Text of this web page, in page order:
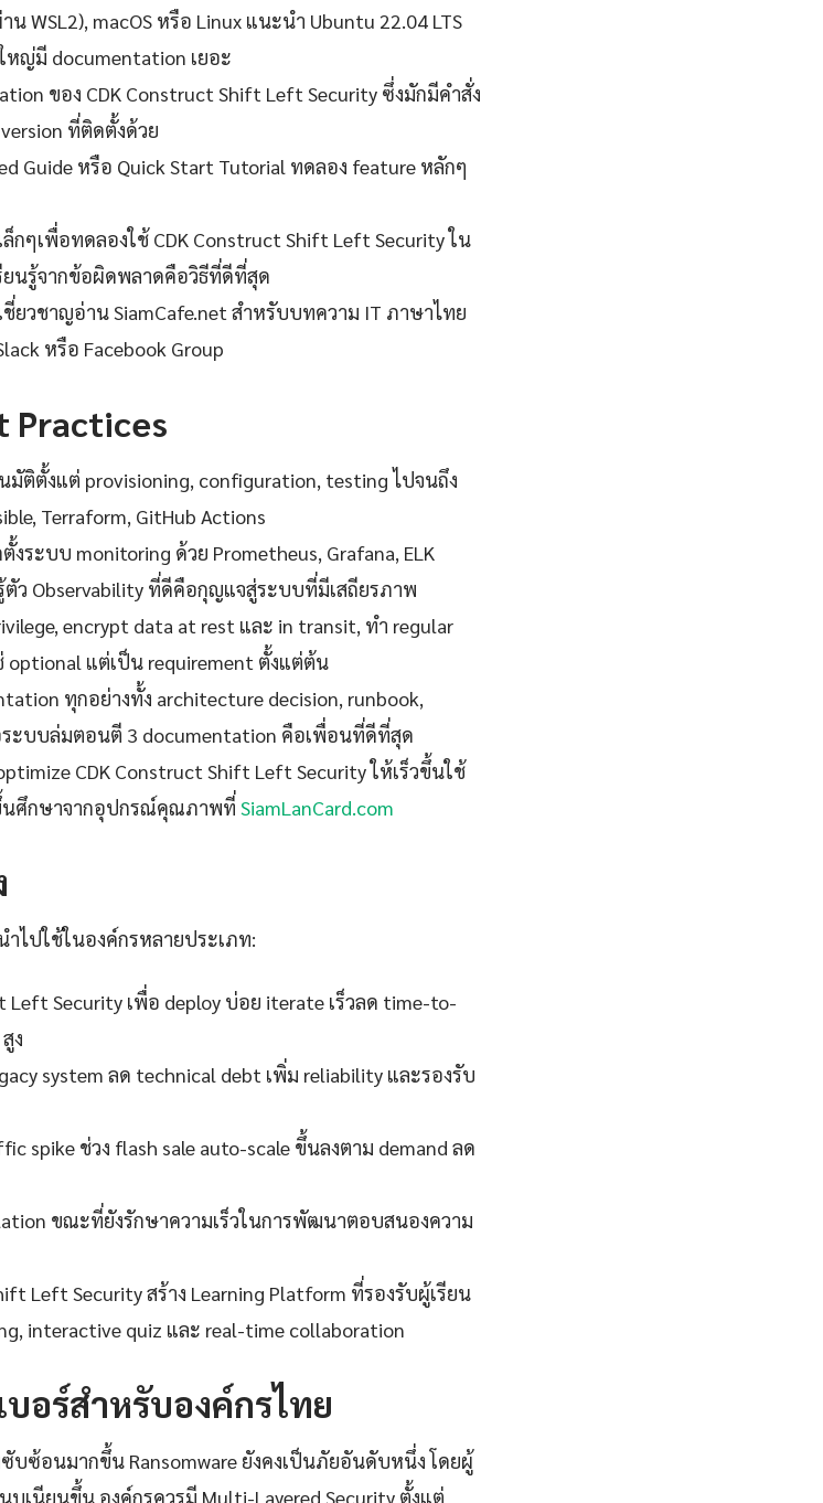
น WSL2), macOS หรือ Linux แนะนำ Ubuntu 22.04 LTS
หญ่มี documentation เยอะ
ของ CDK Construct Shift Left Security ซึ่งมักมีคำสั่ง
ที่ติดตั้งด้วย
Guide หรือ Quick Start Tutorial ทดลอง feature หลักๆ
ล็กๆเพื่อทดลองใช้ CDK Construct Shift Left Security ใน
ยนรู้จากข้อผิดพลาดคือวิธีที่ดีที่สุด
ยวชาญอ่าน SiamCafe.net สำหรับบทความ IT ภาษาไทย
หรือ Facebook Group
Practices
มัติตั้งแต่ provisioning, configuration, testing ไปจนถึง
Terraform, GitHub Actions
งระบบ monitoring ด้วย Prometheus, Grafana, ELK
ว Observability ที่ดีคือกุญแจสู่ระบบที่มีเสถียรภาพ
encrypt data at rest และ in transit, ทำ regular
แต่เป็น requirement ตั้งแต่ต้น
ทุกอย่างทั้ง architecture decision, runbook,
ระบบล่มตอนตี 3 documentation คือเพื่อนที่ดีที่สุด
CDK Construct Shift Left Security ให้เร็วขึ้นใช้
นศึกษาจากอุปกรณ์คุณภาพที่ SiamLanCard.com
ไปใช้ในองค์กรหลายประเภท:
Left Security เพื่อ deploy บ่อย iterate เร็วลด time-to-
ง
system ลด technical debt เพิ่ม reliability และรองรับ
spike ช่วง flash sale auto-scale ขึ้นลงตาม demand ลด
ขณะที่ยังรักษาความเร็วในการพัฒนาตอบสนองความ
Left Security สร้าง Learning Platform ที่รองรับผู้เรียน
interactive quiz และ real-time collaboration
อร์สำหรับองค์กรไทย
บซ้อนมากขึ้น Ransomware ยังคงเป็นภัยอันดับหนึ่ง โดยผู้
บเนียนขึ้น องค์กรควรมี Multi-Layered Security ตั้งแต่